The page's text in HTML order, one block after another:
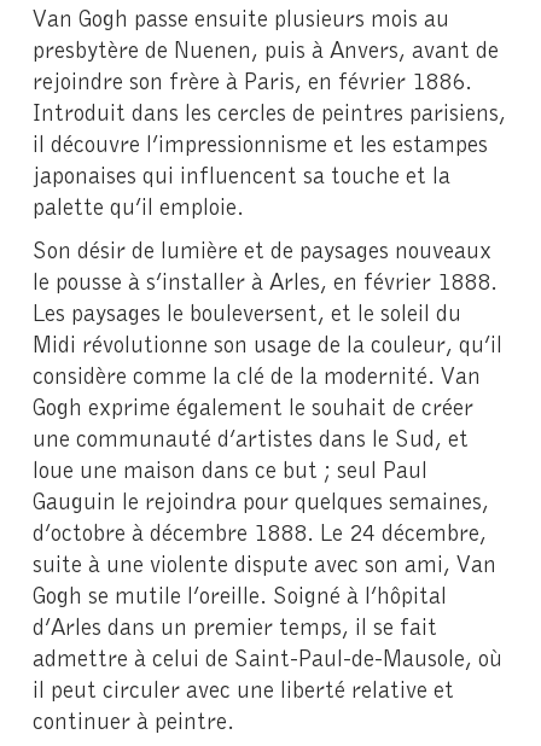
Van Gogh passe ensuite plusieurs mois au
presbytère de Nuenen, puis à Anvers, avant de
rejoindre son frère à Paris, en février 1886.
Introduit dans les cercles de peintres parisiens,
il découvre l’impressionnisme et les estampes
japonaises qui influencent sa touche et la
palette qu’il emploie.
Son désir de lumière et de paysages nouveaux
le pousse à s’installer à Arles, en février 1888.
Les paysages le bouleversent, et le soleil du
Midi révolutionne son usage de la couleur, qu’il
considère comme la clé de la modernité. Van
Gogh exprime également le souhait de créer
une communauté d’artistes dans le Sud, et
loue une maison dans ce but ; seul Paul
Gauguin le rejoindra pour quelques semaines,
d’octobre à décembre 1888. Le 24 décembre,
suite à une violente dispute avec son ami, Van
Gogh se mutile l’oreille. Soigné à l’hôpital
d’Arles dans un premier temps, il se fait
admettre à celui de Saint-Paul-de-Mausole, où
il peut circuler avec une liberté relative et
continuer à peintre.